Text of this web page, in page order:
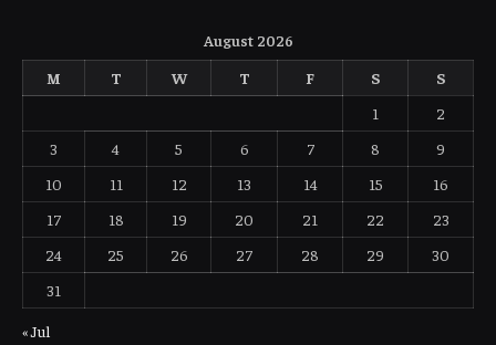
August 2026
M
T W T F S
S
1
2
3
4 5 6 7 8
9
10
11 12 13 14 15
16
17
18 19 20 21 22
23
24
25 26 27 28 29
30
31
« Jul